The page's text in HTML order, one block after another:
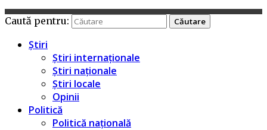
Caută pentru:
Știri
Știri internaționale
Știri naționale
Știri locale
Opinii
Politică
Politică națională